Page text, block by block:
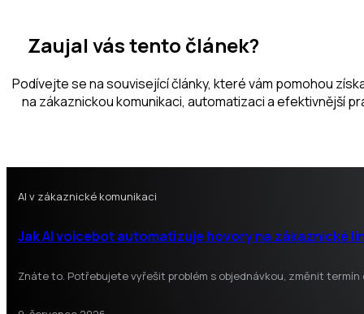
Zaujal vás tento článek?
Podívejte se na související články, které vám pomohou
na zákaznickou komunikaci, automatizaci a efektivnější
AI v zákaznické komunikaci
Jak AI voicebot automatizuje hovory na zákaznické
Znáte to. Potřebujete vyřešit problém s objednávkou, změnit